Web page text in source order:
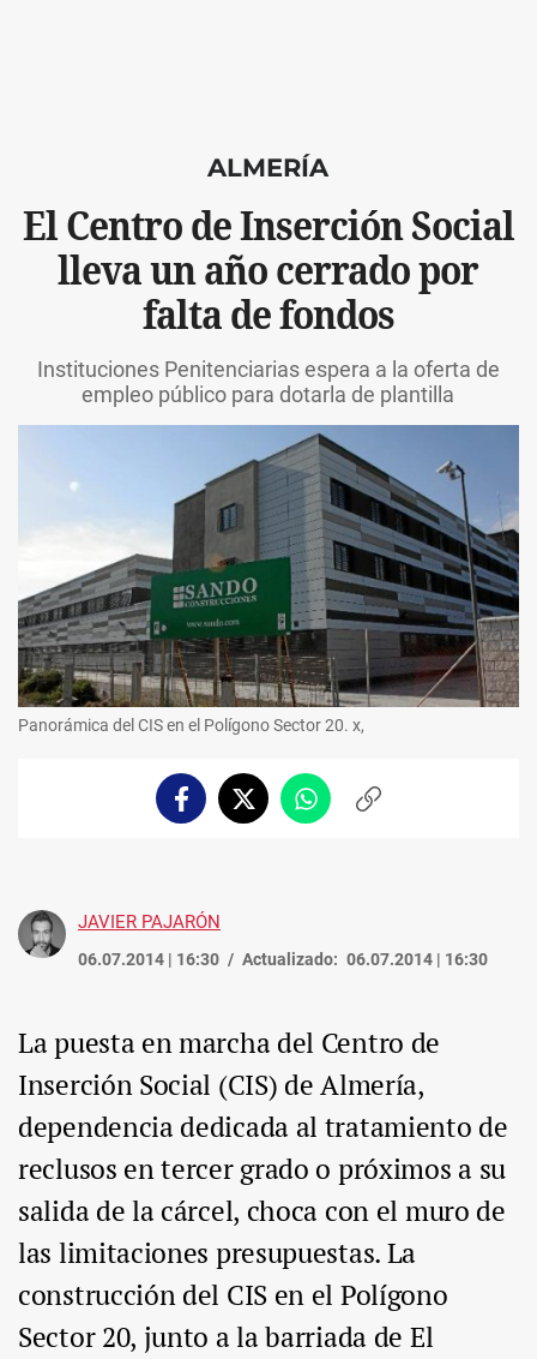
ALMERÍA
El Centro de Inserción Social
lleva un año cerrado por
falta de fondos
Instituciones Penitenciarias espera a la oferta de
empleo público para dotarla de plantilla
Panorámica del CIS en el Polígono Sector 20. x,
FacebookTwitterWhatsappCopiar
JAVIER PAJARÓN
06.07.2014 | 16:30 Actualizado: 06.07.2014 | 16:30
La puesta en marcha del Centro de
Inserción Social (CIS) de Almería,
dependencia dedicada al tratamiento de
reclusos en tercer grado o próximos a su
salida de la cárcel, choca con el muro de
las limitaciones presupuestas. La
construcción del CIS en el Polígono
Sector 20, junto a la barriada de El